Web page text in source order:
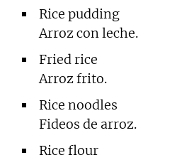
Rice pudding
Arroz con leche.
Fried rice
Arroz frito.
Rice noodles
Fideos de arroz.
Rice flour